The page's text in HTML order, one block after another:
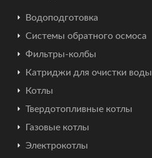
Водоподготовка
Системы обратного осмоса
Фильтры-колбы
Катриджи для очистки воды
Котлы
Твердотопливные котлы
Газовые котлы
Электрокотлы